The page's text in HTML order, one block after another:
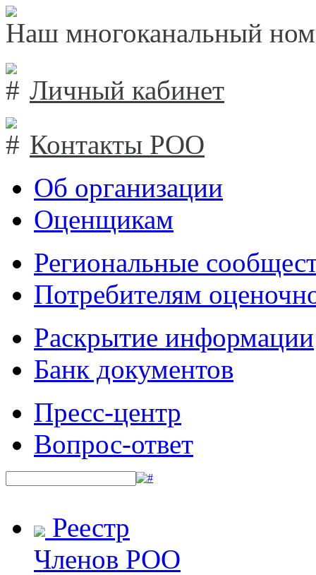
Наш многоканальный
Личный кабинет
Контакты РОО
Об организации
Оценщикам
Региональные
Потребителям
Раскрытие информации
Банк документов
Пресс-центр
Вопрос-ответ
Реестр
Членов РОО